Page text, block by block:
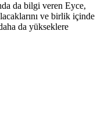
da bilgi veren Eyce,
ve birlik içinde
da yükseklere